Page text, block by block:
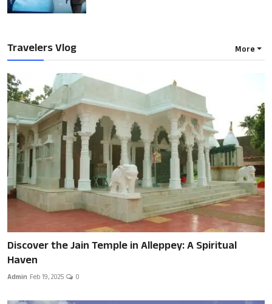
Travelers Vlog More
Discover the Jain Temple in Alleppey: A Spiritual
Haven
Admin Feb 19, 2025 0